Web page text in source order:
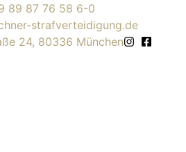
89 87 76 58 6-0
strafverteidigung.de
24, 80336 München